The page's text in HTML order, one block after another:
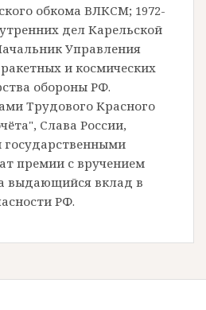
обкома ВЛКСМ; 1972-
дел Карельской
Управления
и космических
обороны РФ.
Трудового Красного
Слава России,
премии с вручением
выдающийся вклад в
РФ.